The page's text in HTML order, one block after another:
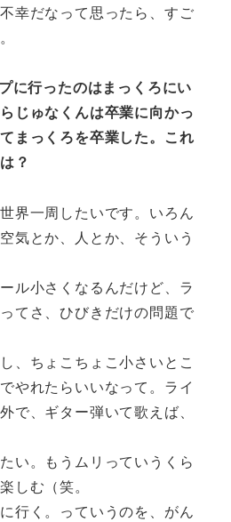
幸だなって思ったら、すご
に行ったのはまっくろにい
じゅなくんは卒業に向かっ
まっくろを卒業した。これ
？
界一周したいです。いろん
気とか、人とか、そういう
ル小さくなるんだけど、ラ
てさ、ひびきだけの問題で
、ちょこちょこ小さいとこ
やれたらいいなって。ライ
で、ギター弾いて歌えば、
い。もうムリっていうくら
しむ（笑。
行く。っていうのを、がん